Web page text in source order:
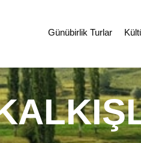
Günübirlik Turlar